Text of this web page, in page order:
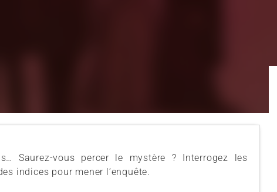
Saurez-vous percer le mystère ? Interrogez les
indices pour mener l’enquête.